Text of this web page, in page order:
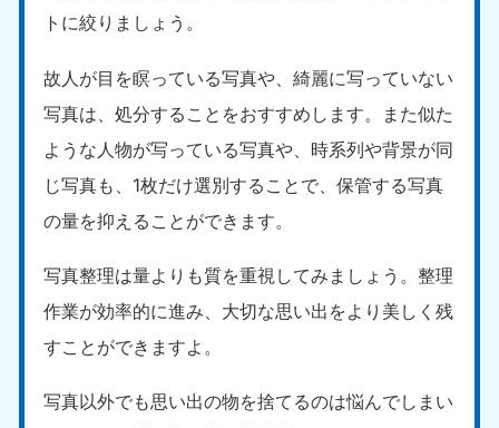
トに絞りましょう。
故人が目を瞑っている写真や、綺麗に写っていない
写真は、処分することをおすすめします。また似た
ような人物が写っている写真や、時系列や背景が同
じ写真も、1枚だけ選別することで、保管する写真
の量を抑えることができます。
写真整理は量よりも質を重視してみましょう。整理
作業が効率的に進み、大切な思い出をより美しく残
すことができますよ。
写真以外でも思い出の物を捨てるのは悩んでしまい